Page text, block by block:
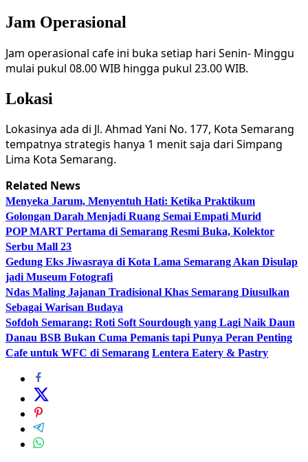
Jam Operasional
Jam operasional cafe ini buka setiap hari Senin- Minggu
mulai pukul 08.00 WIB hingga pukul 23.00 WIB.
Lokasi
Lokasinya ada di Jl. Ahmad Yani No. 177, Kota Semarang
tempatnya strategis hanya 1 menit saja dari Simpang
Lima Kota Semarang.
Related News
Menyeka Jarum, Menyentuh Hati: Ketika Praktikum
Golongan Darah Menjadi Ruang Semai Empati Murid
POP MART Pertama di Semarang Resmi Buka, Kolektor
Serbu Mall 23
Gedung Eks Jiwasraya di Kota Lama Semarang Akan Disulap
jadi Museum Fotografi
Ndas Maling Jajanan Tradisional Khas Semarang Diusulkan
Sebagai Warisan Budaya
Sofdoh Semarang: Roti Soft Sourdough yang Lagi Naik Daun
Danau BSB Bukan Cuma Pemanis tapi Punya Peran Penting
Cafe untuk WFC di Semarang Lentera Eatery & Pastry